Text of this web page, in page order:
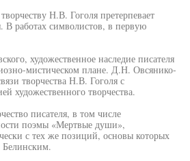
Н.В. Гоголя претерпевает
В работах символистов, в первую
художественное наследие писателя
мистическом плане. Д.Н. Овсянико-
творчества Н.В. Гоголя с
художественного творчества.
писателя, в том числе
поэмы «Мертвые души»,
с тех же позиций, основы которых